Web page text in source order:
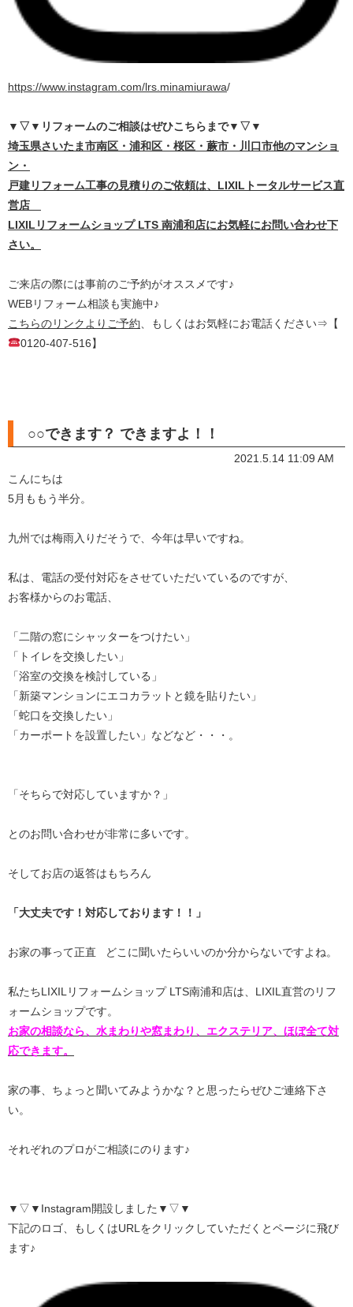
https://www.instagram.com/lrs.minamiurawa/
▼▽▼リフォームのご相談はぜひこちらまで▼▽▼
埼玉県さいたま市南区・浦和区・桜区・蕨市・川口市他のマンショ
ン・
戸建リフォーム工事の見積りのご依頼は、LIXILトータルサービス直
営店
LIXILリフォームショップ LTS 南浦和店にお気軽にお問い合わせ下
さい。
ご来店の際には事前のご予約がオススメです♪
WEBリフォーム相談も実施中♪
こちらのリンクよりご予約 、もしくはお気軽にお電話ください⇒【
0120-407-516】
○○できます？ できますよ！！
2021.5.14 11:09 AM
こんにちは
5月ももう半分。
九州では梅雨入りだそうで、今年は早いですね。
私は、電話の受付対応をさせていただいているのですが、
お客様からのお電話、
「二階の窓にシャッターをつけたい」
「トイレを交換したい」
「浴室の交換を検討している」
「新築マンションにエコカラットと鏡を貼りたい」
「蛇口を交換したい」
「カーポートを設置したい」などなど・・・。
「そちらで対応していますか？」
とのお問い合わせが非常に多いです。
そしてお店の返答はもちろん
「大丈夫です！対応しております！！」
お家の事って正直 どこに聞いたらいいのか分からないですよね。
私たちLIXILリフォームショップ LTS南浦和店は、LIXIL直営のリフ
ォームショップです。
お家の相談なら、水まわりや窓まわり、エクステリア、ほぼ全て対
応できます。
家の事、ちょっと聞いてみようかな？と思ったらぜひご連絡下さ
い。
それぞれのプロがご相談にのります♪
▼▽▼Instagram開設しました▼▽▼
下記のロゴ、もしくはURLをクリックしていただくとページに飛び
ます♪